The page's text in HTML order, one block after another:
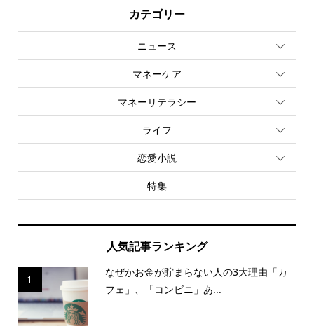
カテゴリー
ニュース
マネーケア
マネーリテラシー
ライフ
恋愛小説
特集
人気記事ランキング
1
なぜかお金が貯まらない人の3大理由「カ
フェ」、「コンビニ」あ...